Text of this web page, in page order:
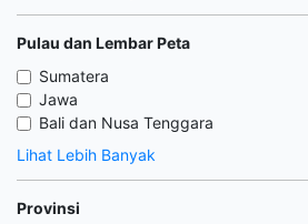
Pulau dan Lembar Peta
Sumatera
Jawa
Bali dan Nusa Tenggara
Lihat Lebih Banyak
Provinsi